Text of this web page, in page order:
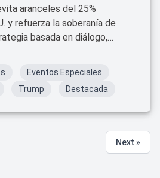
aranceles del 25%
y refuerza la soberanía de
basada en diálogo,
Eventos Especiales
Trump Destacada
Next »